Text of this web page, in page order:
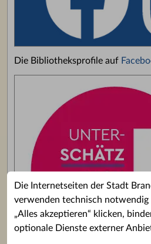
Die Internetseiten der Stadt
verwenden technisch notwendig
„Alles akzeptieren“ klicken,
optionale Dienste externer
Die Bibliotheksprofile auf